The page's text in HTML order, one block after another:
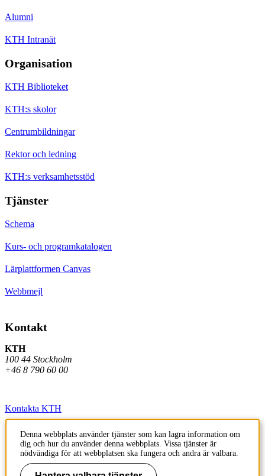
Alumni
KTH Intranät
Organisation
KTH Biblioteket
KTH:s skolor
Centrumbildningar
Rektor och ledning
KTH:s verksamhetsstöd
Tjänster
Schema
Kurs- och programkatalogen
Lärplattformen Canvas
Webbmejl
Kontakt
KTH
100 44 Stockholm
+46 8 790 60 00
Kontakta KTH
Jobba på KTH
Press och media
Denna webbplats använder tjänster som kan lagra information om
dig och hur du använder denna webbplats. Vissa tjänster är
nödvändiga för att webbplatsen ska fungera och andra är valbara.